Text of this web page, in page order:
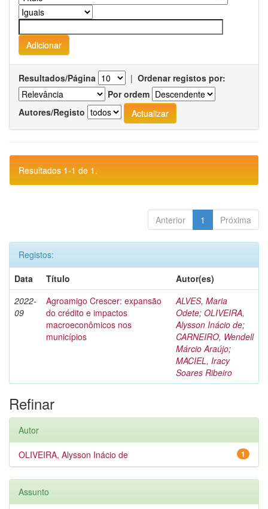
Resultados/Página | Ordenar registos por:
Por ordem
Autores/Registo
Resultados 1-1 de 1.
Anterior 1 Próxima
Registos:
Data
Título
Autor(es)
2022-
09
Agroamigo Crescer: expansão
do crédito e impactos
macroeconômicos nos
municípios
ALVES, Maria
Odete; OLIVEIRA,
Alysson Inácio de;
CARNEIRO, Wendell
Márcio Araújo;
MACIEL, Iracy
Soares Ribeiro
Refinar
Autor
1
OLIVEIRA, Alysson Inácio de
Assunto